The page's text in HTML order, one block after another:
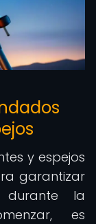
y espejos
garantizar
la
es